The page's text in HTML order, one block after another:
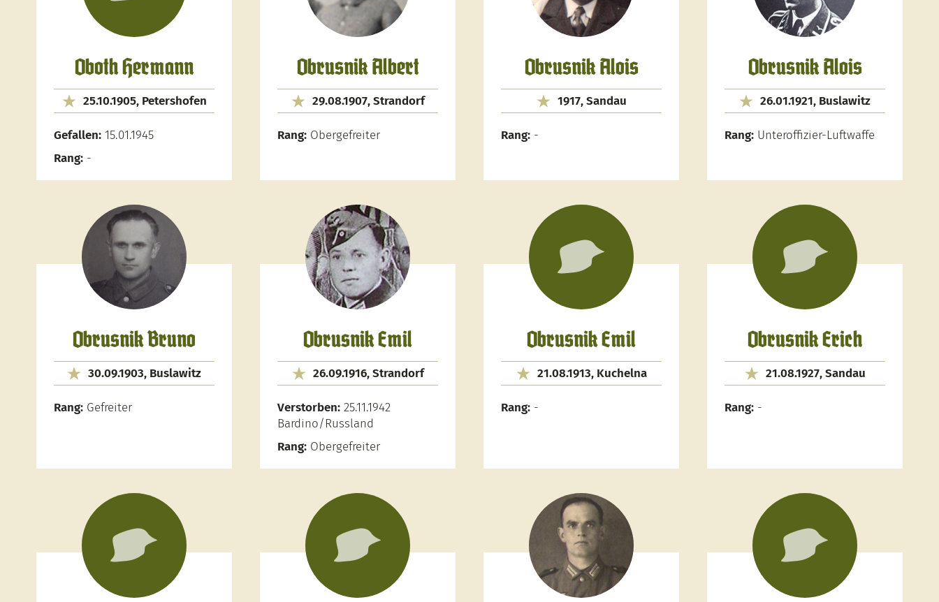
Oboth Hermann
25.10.1905, Petershofen
Gefallen: 15.01.1945
Rang: -
Obrusnik Albert
29.08.1907, Strandorf
Rang: Obergefreiter
Obrusnik Alois
1917, Sandau
Rang: -
Obrusnik Alois
26.01.1921, Buslawitz
Rang: Unteroffizier-Luftwaffe
Obrusnik Bruno
30.09.1903, Buslawitz
Rang: Gefreiter
Obrusnik Emil
26.09.1916, Strandorf
Verstorben: 25.11.1942
Bardino/Russland
Rang: Obergefreiter
Obrusnik Emil
21.08.1913, Kuchelna
Rang: -
Obrusnik Erich
21.08.1927, Sandau
Rang: -